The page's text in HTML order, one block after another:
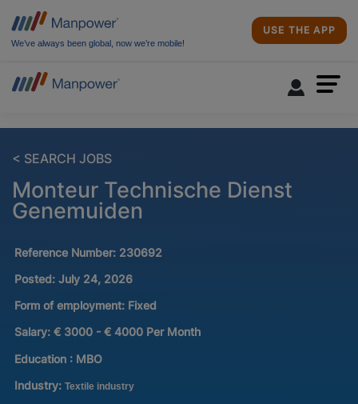
We’ve always been global, now we’re mobile!
USE THE APP
< SEARCH JOBS
Monteur Technische Dienst
Genemuiden
Reference Number: 230692
Posted: July 24, 2026
Form of employment: Fixed
Salary: € 3000 - € 4000 Per Month
Education : MBO
Industry: Textile industry